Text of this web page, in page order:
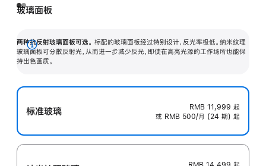
玻璃面板
两种抗反射玻璃面板可选。 标配的玻璃面板经过特别设计，反光率极低。纳米纹理
玻璃面板可分散反射光，从而进一步减少反光，即使在高亮光源的工作场所也能保
持出色画质。
展
开
标准玻璃 RMB 11,999 起
或 RMB 500/月 (24 期) 起